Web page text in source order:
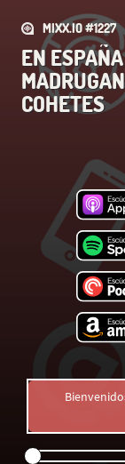
MIXX.IO #1227
EN
COHETES